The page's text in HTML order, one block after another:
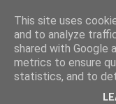
This site uses
and to analyze
shared with Google
metrics to ensure
statistics, and to